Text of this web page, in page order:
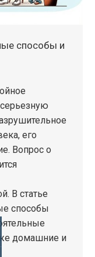
способы и
его
Вопрос о
В статье
способы
домашние и